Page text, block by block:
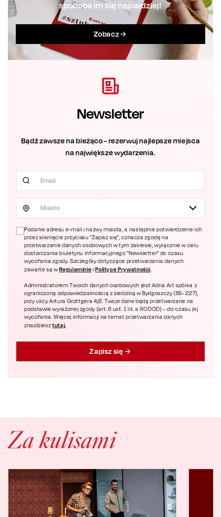
spodoba im się najbardziej!
Zobacz
Newsletter
Bądź zawsze na bieżąco - rezerwuj najlepsze miejsca
na największe wydarzenia.
Miasto
Podanie adresu e-mail i nazwy miasta, a następnie potwierdzenie ich
przez kliknięcie przycisku "Zapisz się", oznacza zgodę na
przetwarzanie danych osobowych w tym zakresie, wyłącznie w celu
dostarczania biuletynu informacyjnego "Newsletter" do czasu
wycofania zgody. Szczegóły dotyczące przetwarzania danych
zawarte są wRegulaminie iPolityce Prywatności.
Administratorem Twoich danych osobowych jest Adria Art spółka z
ograniczoną odpowiedzialnością z siedzibą w Bydgoszczy (85- 227),
przy ulicy Artura Grottgera 4/2. Twoje dane będą przetwarzane na
podstawie wyrażonej zgody (art. 6 ust. 1 lit. a RODOD) – do czasu jej
wycofania. Więcej informacji na temat przetwarzania danych
znajdziesztutaj.
Zapisz się
Za kulisami